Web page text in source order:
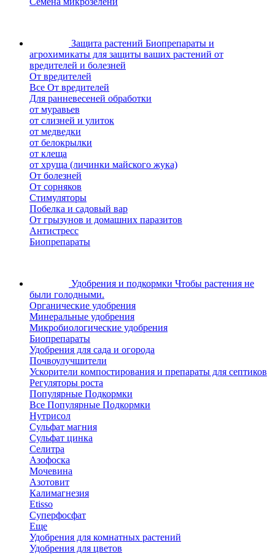
Защита растений Биопрепараты и
агрохимикаты для защиты ваших растений от
вредителей и болезней
От вредителей
Все От вредителей
Для ранневесеней обработки
от муравьев
от слизней и улиток
от медведки
от белокрылки
от клеща
от хруща (личинки майского жука)
От болезней
От сорняков
Стимуляторы
Побелка и садовый вар
От грызунов и домашних паразитов
Антистресс
Биопрепараты
Удобрения и подкормки Чтобы растения не
были голодными.
Органические удобрения
Минеральные удобрения
Микробиологические удобрения
Биопрепараты
Удобрения для сада и огорода
Почвоулучшители
Ускорители компостирования и препараты для септиков
Регуляторы роста
Популярные Подкормки
Все Популярные Подкормки
Нутрисол
Сульфат магния
Сульфат цинка
Селитра
Азофоска
Мочевина
Азотовит
Калимагнезия
Etisso
Суперфосфат
Еще
Удобрения для комнатных растений
Удобрения для цветов